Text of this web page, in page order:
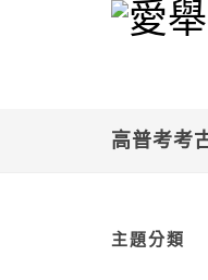
高普考考
主題分類